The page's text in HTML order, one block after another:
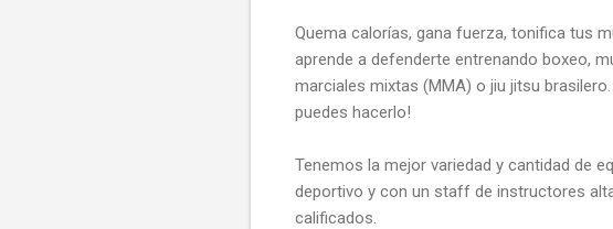
Quema calorías, gana fuerza, tonifica tus
aprende a defenderte entrenando boxeo,
marciales mixtas (MMA) o jiu jitsu brasilero.
puedes hacerlo!
Tenemos la mejor variedad y cantidad de
deportivo y con un staff de instructores
calificados.